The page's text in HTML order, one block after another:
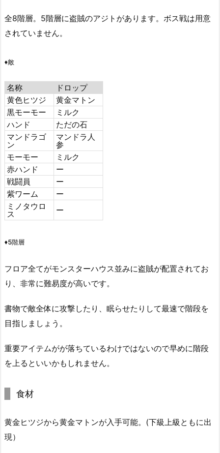
全8階層。5階層に盗賊のアジトがあります。ボス戦は用意
されていません。
♦敵
名称
ドロップ
黄色ヒツジ
黄金マトン
黒モーモー
ミルク
ハンド
ただの石
マンドラゴ
ン
マンドラ人
参
モーモー
ミルク
赤ハンド
ー
戦闘員
ー
紫ワーム
ー
ミノタウロ
ス
ー
♦5階層
フロア全てがモンスターハウス並みに盗賊が配置されてお
り、非常に難易度が高いです。
書物で敵全体に攻撃したり、眠らせたりして最速で階段を
目指しましょう。
重要アイテムがが落ちているわけではないので早めに階段
を上るといいかもしれません。
食材
黄金ヒツジから黄金マトンが入手可能。(下級上級ともに出
現）